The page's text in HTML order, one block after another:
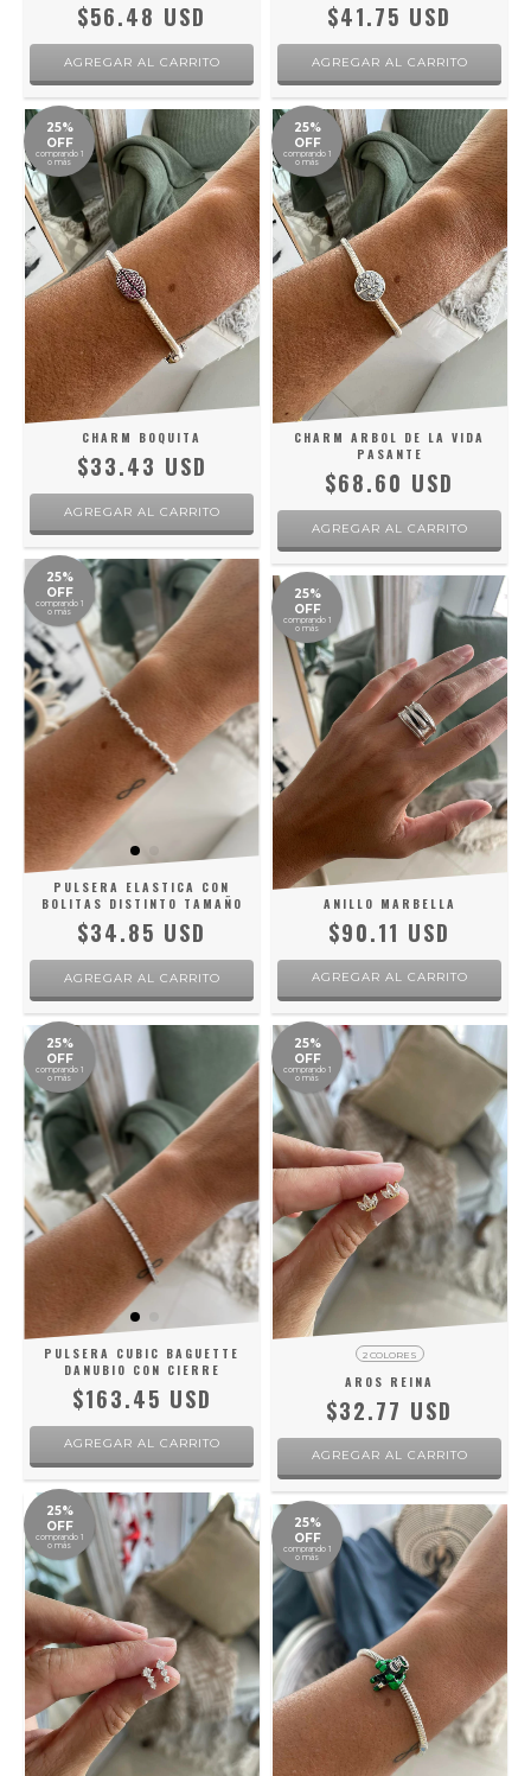
$56.48 USD $41.75 USD
25%
OFF
comprando 1
o más
CHARM BOQUITA
$33.43 USD
25%
OFF
comprando 1
o más
CHARM ARBOL DE LA VIDA
PASANTE
$68.60 USD
25%
OFF
comprando 1
o más
PULSERA ELASTICA CON
BOLITAS DISTINTO TAMAÑO
$34.85 USD
25%
OFF
comprando 1
o más
ANILLO MARBELLA
$90.11 USD
AGREGAR AL CARRITO
25%
OFF
comprando 1
o más
PULSERA CUBIC BAGUETTE
DANUBIO CON CIERRE
$163.45 USD
AGREGAR AL CARRITO
25%
OFF
comprando 1
o más
2 COLORES
AROS REINA
$32.77 USD
AGREGAR AL CARRITO
25%
OFF
comprando 1
o más
25%
OFF
comprando 1
o más